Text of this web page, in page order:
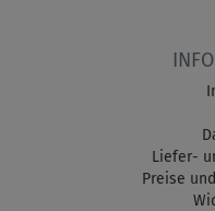
Liefer-
Preise